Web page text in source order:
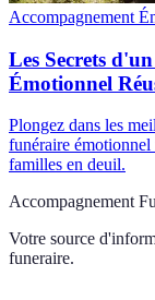
Accompagnement
Les Secrets
Émotionnel
Plongez dans les
funéraire
familles en deuil.
Accompagnement
Votre source
funeraire.